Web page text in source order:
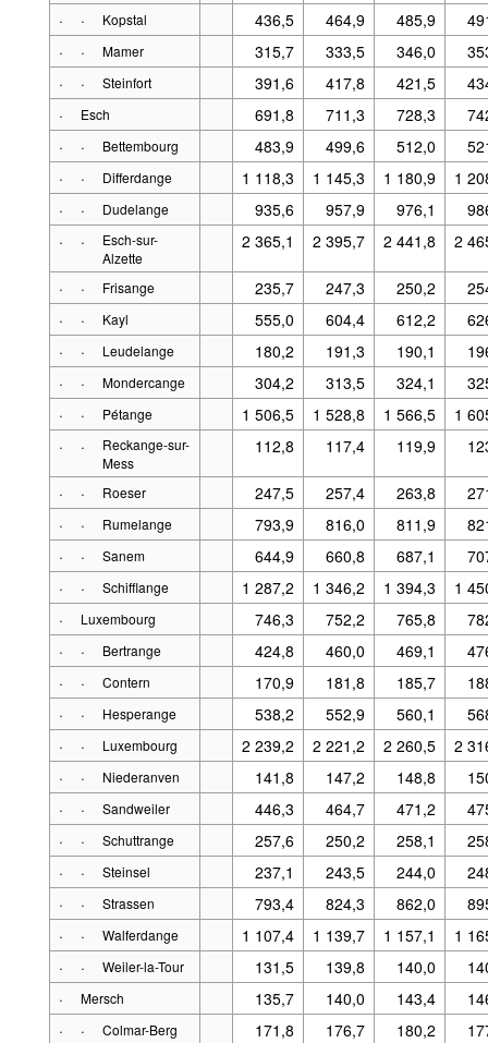
· · Kopstal 436,5 464,9 485,9
· · Mamer 315,7 333,5 346,0
· · Steinfort 391,6 417,8 421,5
·
Esch 691,8 711,3 728,3
· · Bettembourg 483,9 499,6 512,0
· · Differdange 1 118,3 1 145,3 1 180,9
1
· · Dudelange 935,6 957,9 976,1
· ·
Esch-sur-
Alzette
2 365,1 2 395,7 2 441,8 2
· · Frisange 235,7 247,3 250,2
· · Kayl 555,0 604,4 612,2
· · Leudelange 180,2 191,3 190,1
· · Mondercange 304,2 313,5 324,1
· · Pétange 1 506,5 1 528,8 1 566,5
1
· ·
Reckange-sur-
Mess
112,8 117,4 119,9
· · Roeser 247,5 257,4 263,8
· · Rumelange 793,9 816,0 811,9
· · Sanem 644,9 660,8 687,1
· · Schifflange 1 287,2 1 346,2 1 394,3
1
·
Luxembourg 746,3 752,2 765,8
· · Bertrange 424,8 460,0 469,1
· · Contern 170,9 181,8 185,7
· · Hesperange 538,2 552,9 560,1
· · Luxembourg 2 239,2 2 221,2 2 260,5
2
· · Niederanven 141,8 147,2 148,8
· · Sandweiler 446,3 464,7 471,2
· · Schuttrange 257,6 250,2 258,1
· · Steinsel 237,1 243,5 244,0
· · Strassen 793,4 824,3 862,0
· · Walferdange 1 107,4 1 139,7 1 157,1
1
· · Weiler-la-Tour 131,5 139,8 140,0
·
Mersch 135,7 140,0 143,4
· · Colmar-Berg 171,8 176,7 180,2